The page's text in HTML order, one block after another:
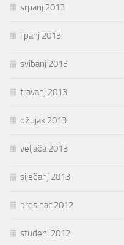
srpanj 2013
lipanj 2013
svibanj 2013
travanj 2013
ožujak 2013
veljača 2013
siječanj 2013
prosinac 2012
studeni 2012